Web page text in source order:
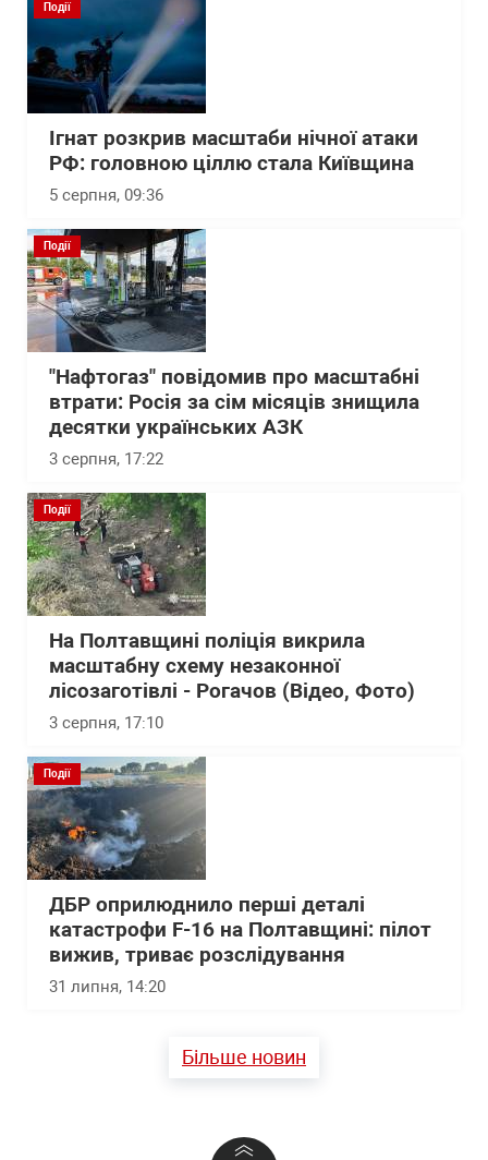
Події
Ігнат розкрив масштаби нічної атаки
РФ: головною ціллю стала Київщина
5 серпня, 09:36
Події
"Нафтогаз" повідомив про масштабні
втрати: Росія за сім місяців знищила
десятки українських АЗК
3 серпня, 17:22
Події
На Полтавщині поліція викрила
масштабну схему незаконної
лісозаготівлі - Рогачов (Відео, Фото)
3 серпня, 17:10
Події
ДБР оприлюднило перші деталі
катастрофи F-16 на Полтавщині: пілот
вижив, триває розслідування
31 липня, 14:20
Більше новин